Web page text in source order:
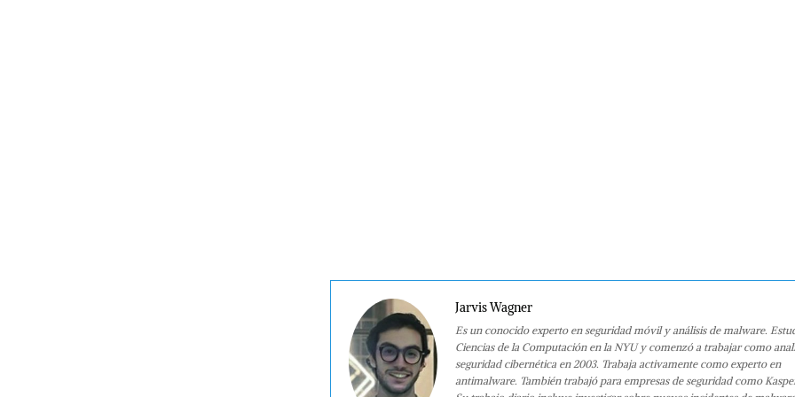
Jarvis Wagner
Es un conocido experto en seguridad móvil y análisis de malware.
Ciencias de la Computación en la NYU y comenzó a trabajar como
seguridad cibernética en 2003. Trabaja activamente como experto en
antimalware. También trabajó para empresas de seguridad como